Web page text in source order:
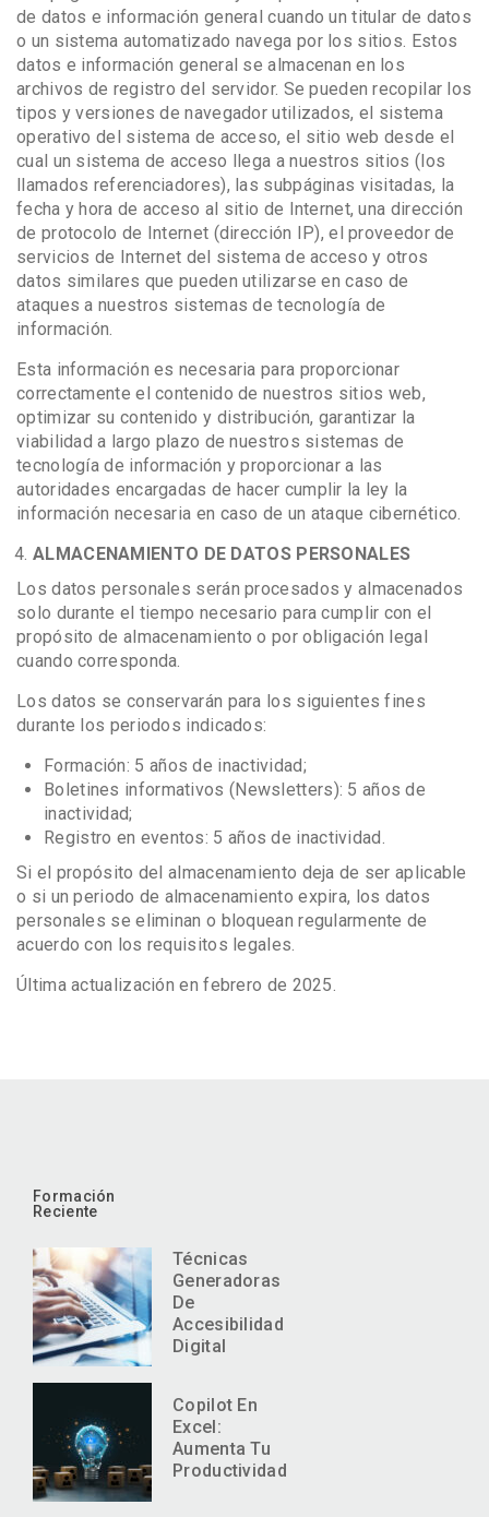
de datos e información general cuando un titular de datos
o un sistema automatizado navega por los sitios. Estos
datos e información general se almacenan en los
archivos de registro del servidor. Se pueden recopilar los
tipos y versiones de navegador utilizados, el sistema
operativo del sistema de acceso, el sitio web desde el
cual un sistema de acceso llega a nuestros sitios (los
llamados referenciadores), las subpáginas visitadas, la
fecha y hora de acceso al sitio de Internet, una dirección
de protocolo de Internet (dirección IP), el proveedor de
servicios de Internet del sistema de acceso y otros
datos similares que pueden utilizarse en caso de
ataques a nuestros sistemas de tecnología de
información.
Esta información es necesaria para proporcionar
correctamente el contenido de nuestros sitios web,
optimizar su contenido y distribución, garantizar la
viabilidad a largo plazo de nuestros sistemas de
tecnología de información y proporcionar a las
autoridades encargadas de hacer cumplir la ley la
información necesaria en caso de un ataque cibernético.
ALMACENAMIENTO DE DATOS PERSONALES
Los datos personales serán procesados y almacenados
solo durante el tiempo necesario para cumplir con el
propósito de almacenamiento o por obligación legal
cuando corresponda.
Los datos se conservarán para los siguientes fines
durante los periodos indicados:
Formación: 5 años de inactividad;
Boletines informativos (Newsletters): 5 años de
inactividad;
Registro en eventos: 5 años de inactividad.
Si el propósito del almacenamiento deja de ser aplicable
o si un periodo de almacenamiento expira, los datos
personales se eliminan o bloquean regularmente de
acuerdo con los requisitos legales.
Última actualización en febrero de 2025.
Formación
Reciente
Técnicas
Generadoras
De
Accesibilidad
Digital
Copilot En
Excel:
Aumenta Tu
Productividad